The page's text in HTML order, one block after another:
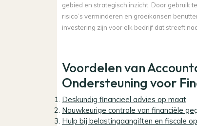
gebied en strategisch inzicht. Door gebruik
risico’s verminderen en groeikansen
investering zijn voor elk bedrijf dat streeft
Voordelen van
Ondersteuning voor
Deskundig financieel advies op maat
Nauwkeurige controle van financiële
Hulp bij belastingaangiften en fiscale